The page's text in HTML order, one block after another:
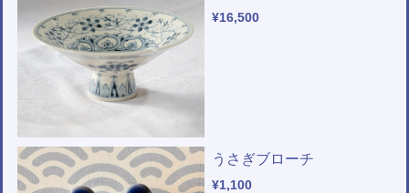
¥16,500
うさぎブローチ
¥1,100